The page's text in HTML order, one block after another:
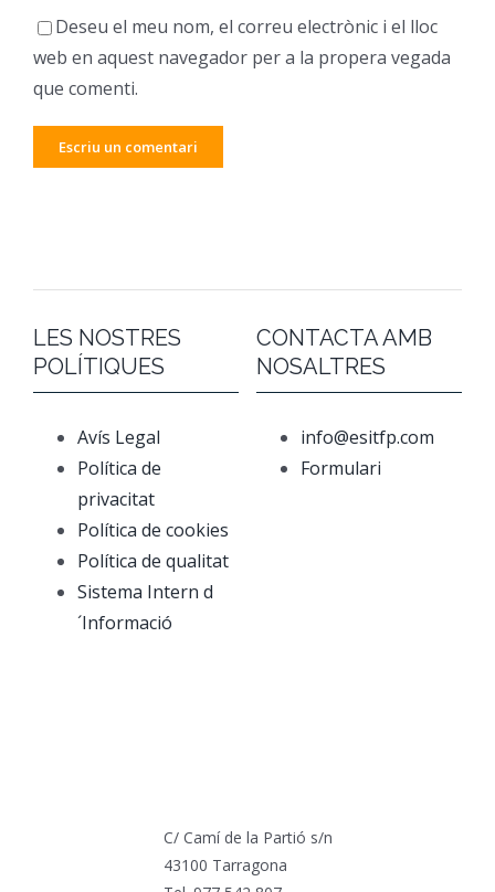
Deseu el meu nom, el correu electrònic i el lloc
web en aquest navegador per a la propera vegada
que comenti.
LES NOSTRES
POLÍTIQUES
Avís Legal
Política de
privacitat
Política de cookies
Política de qualitat
Sistema Intern d
´Informació
CONTACTA AMB
NOSALTRES
info@esitfp.com
Formulari
C/ Camí de la Partió s/n
43100 Tarragona